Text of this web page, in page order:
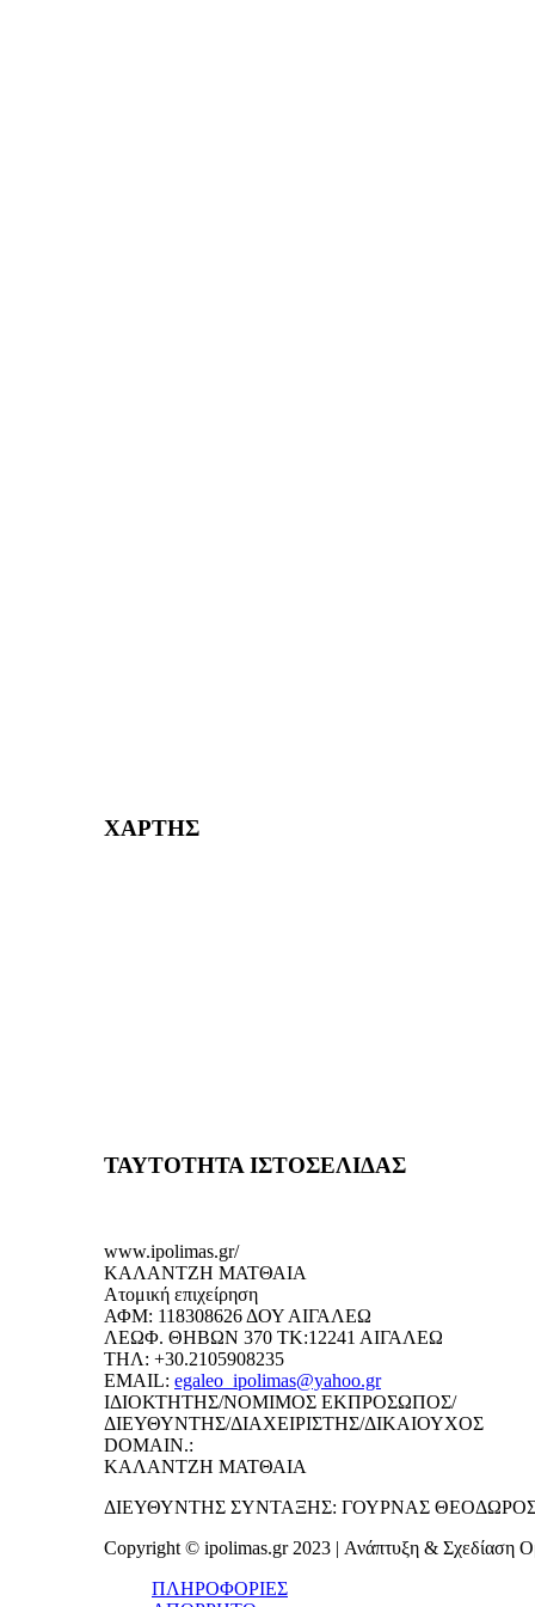
ΧΑΡΤΗΣ
ΤΑΥΤΟΤΗΤΑ ΙΣΤΟΣΕΛΙΔΑΣ
www.ipolimas.gr/
ΚΑΛΑΝΤΖΗ ΜΑΤΘΑΙΑ
Ατομική επιχείρηση
ΑΦΜ: 118308626 ΔΟΥ ΑΙΓΑΛΕΩ
ΛΕΩΦ. ΘΗΒΩΝ 370 ΤΚ:12241 ΑΙΓΑΛΕΩ
ΤΗΛ: +30.2105908235
EMAIL: egaleo_ipolimas@yahoo.gr
ΙΔΙΟΚΤΗΤΗΣ/ΝΟΜΙΜΟΣ ΕΚΠΡΟΣΩΠΟΣ/
ΔΙΕΥΘΥΝΤΗΣ/ΔΙΑΧΕΙΡΙΣΤΗΣ/ΔΙΚΑΙΟΥΧΟΣ
DOMAIN.:
ΚΑΛΑΝΤΖΗ ΜΑΤΘΑΙΑ
ΔΙΕΥΘΥΝΤΗΣ ΣΥΝΤΑΞΗΣ: ΓΟΥΡΝΑΣ
Copyright © ipolimas.gr 2023 | Ανάπτυξη & Σχεδίαση
ΠΛΗΡΟΦΟΡΙΕΣ